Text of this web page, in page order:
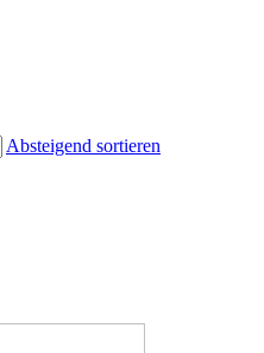
Absteigend sortieren